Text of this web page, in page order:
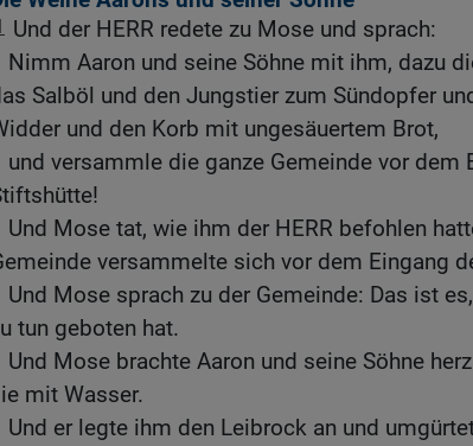
Und der HERR redete zu Mose und sprach:
Nimm Aaron und seine Söhne mit ihm, dazu
Salböl und den Jungstier zum Sündopfer
und den Korb mit ungesäuertem Brot,
und versammle die ganze Gemeinde vor dem
Und Mose tat, wie ihm der HERR befohlen
versammelte sich vor dem Eingang
Und Mose sprach zu der Gemeinde: Das ist
tun geboten hat.
Und Mose brachte Aaron und seine Söhne
mit Wasser.
Und er legte ihm den Leibrock an und